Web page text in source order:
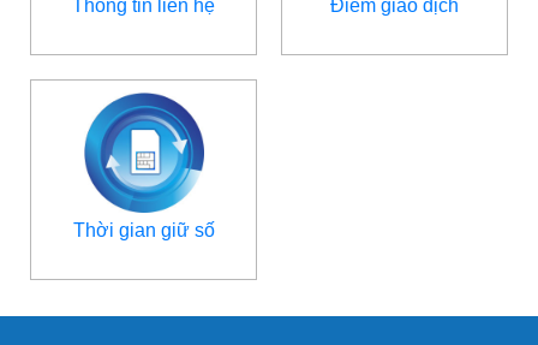
Thông tin liên hệ Điểm giao dịch
Thời gian giữ số